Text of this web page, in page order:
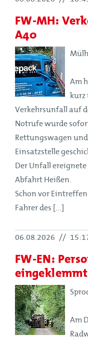
FW-MH:
A40
Am
kurz
Verkehrsunfall auf
Notrufe wurde
Rettungswagen
Einsatzstelle
Der Unfall
Abfahrt Heißen.
Schon vor
Fahrer des [...]
06.08.2026 //
FW-EN:
eingeklemmt
Am